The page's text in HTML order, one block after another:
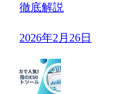
徹底解説
2026年2月26日